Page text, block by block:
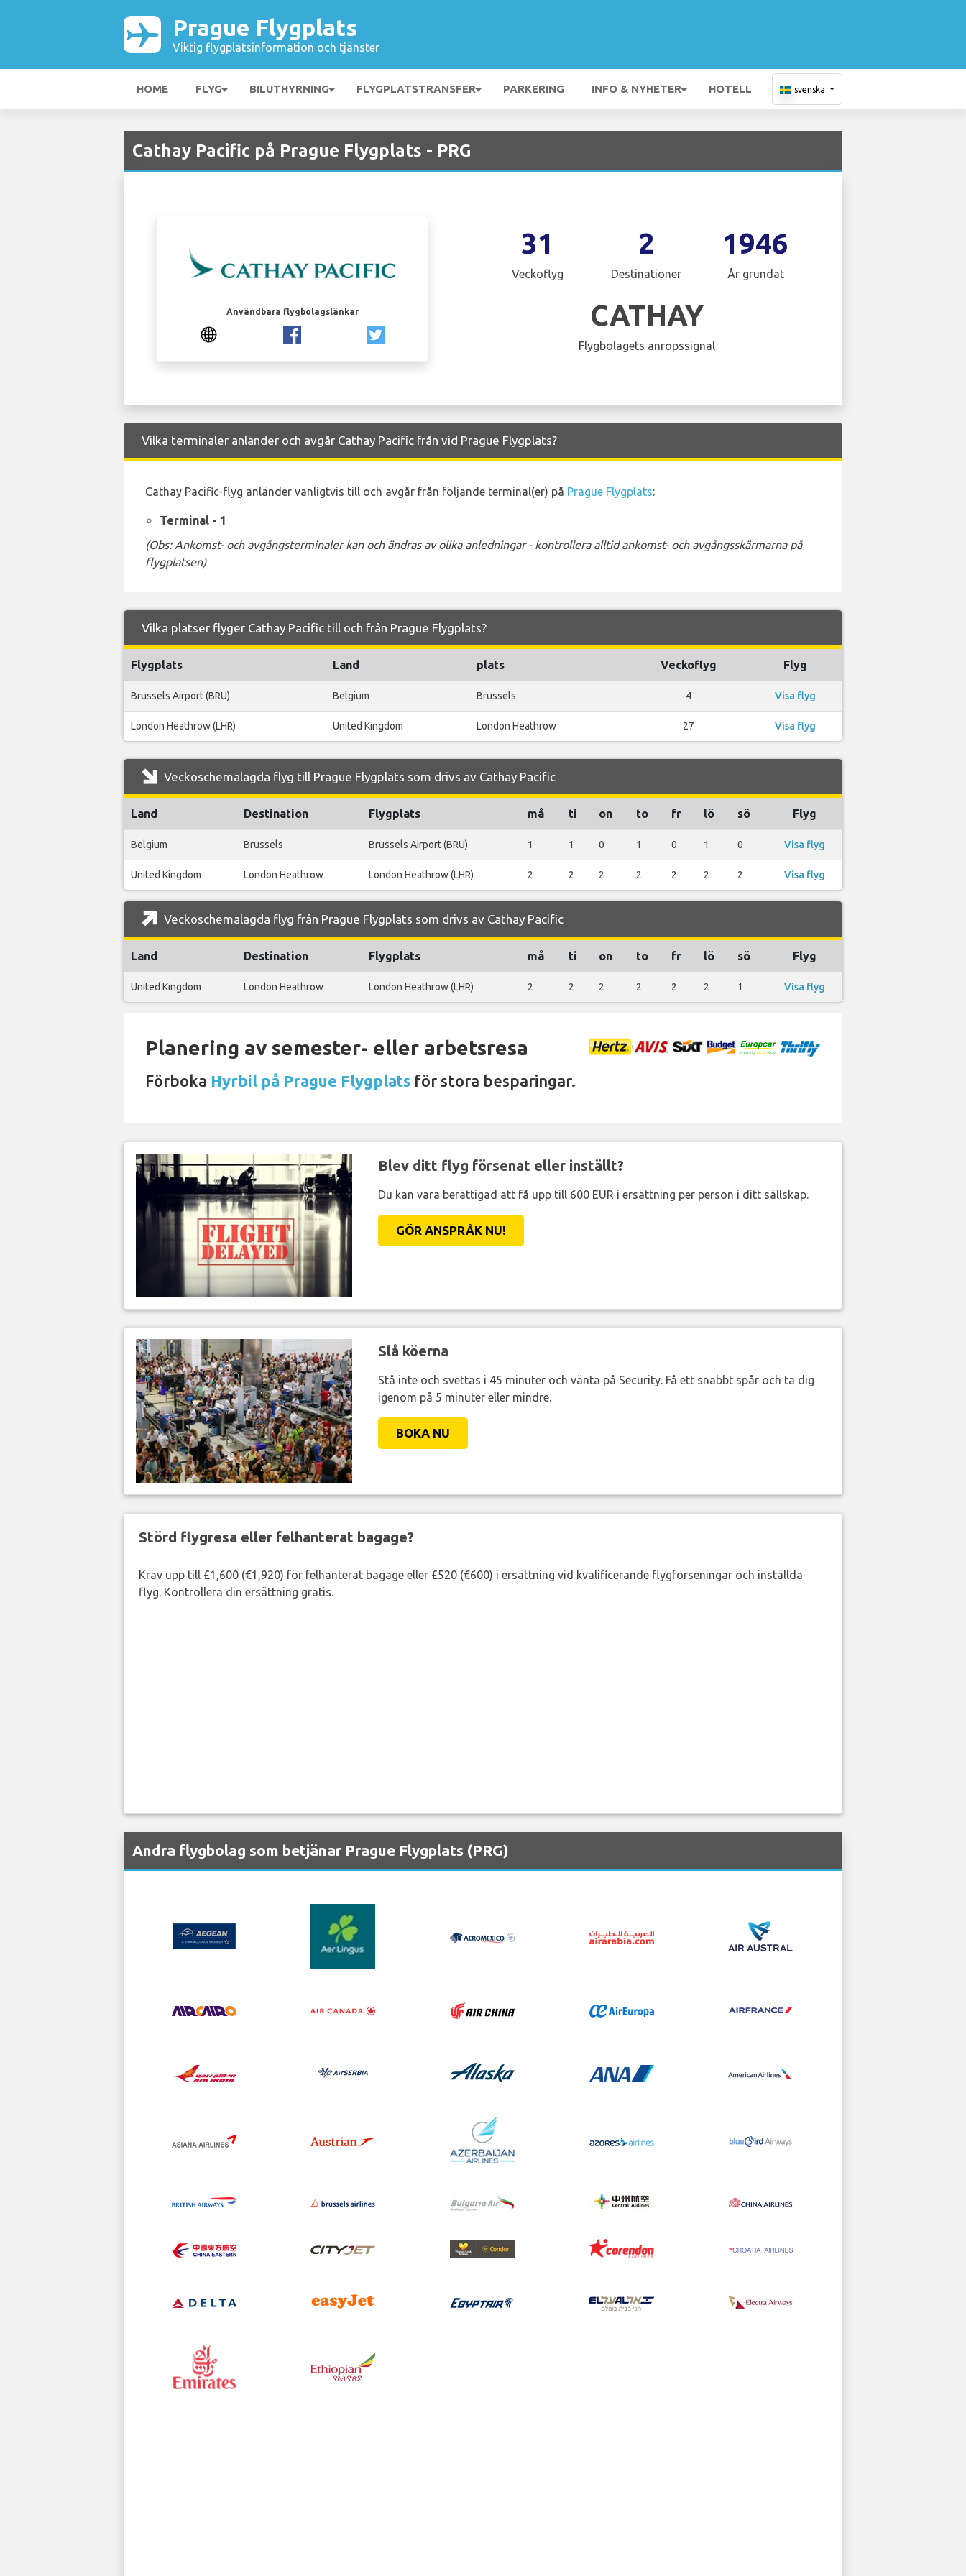
Prague Flygplats
Viktig flygplatsinformation och tjänster
HOME FLYG BILUTHYRNING FLYGPLATSTRANSFER PARKERING INFO & NYHETER HOTELL svenska
Cathay Pacific på Prague Flygplats - PRG
Användbara flygbolagslänkar
31
Veckoflyg
2
Destinationer
1946
År grundat
CATHAY
Flygbolagets anropssignal
Vilka terminaler anländer och avgår Cathay Pacific från vid Prague Flygplats?
Cathay Pacific-flyg anländer vanligtvis till och avgår från följande terminal(er) på Prague Flygplats:
Terminal - 1
(Obs: Ankomst- och avgångsterminaler kan och ändras av olika anledningar - kontrollera alltid ankomst- och avgångsskärmarna på
flygplatsen)
Vilka platser flyger Cathay Pacific till och från Prague Flygplats?
Flygplats Land plats Veckoflyg Flyg
Brussels Airport (BRU) Belgium Brussels 4 Visa flyg
London Heathrow (LHR) United Kingdom London Heathrow 27 Visa flyg
Veckoschemalagda flyg till Prague Flygplats som drivs av Cathay Pacific
Land Destination Flygplats må ti on to fr lö sö Flyg
Belgium Brussels Brussels Airport (BRU) 1 1 0 1 0 1 0 Visa flyg
United Kingdom London Heathrow London Heathrow (LHR) 2 2 2 2 2 2 2 Visa flyg
Veckoschemalagda flyg från Prague Flygplats som drivs av Cathay Pacific
Land Destination Flygplats må ti on to fr lö sö Flyg
United Kingdom London Heathrow London Heathrow (LHR) 2 2 2 2 2 2 1 Visa flyg
Planering av semester- eller arbetsresa
Förboka Hyrbil på Prague Flygplats för stora besparingar.
Blev ditt flyg försenat eller inställt?
Du kan vara berättigad att få upp till 600 EUR i ersättning per person i ditt sällskap.
GÖR ANSPRÅK NU!
Slå köerna
Stå inte och svettas i 45 minuter och vänta på Security. Få ett snabbt spår och ta dig
igenom på 5 minuter eller mindre.
BOKA NU
Störd flygresa eller felhanterat bagage?
Kräv upp till £1,600 (€1,920) för felhanterat bagage eller £520 (€600) i ersättning vid kvalificerande flygförseningar och inställda
flyg. Kontrollera din ersättning gratis.
Andra flygbolag som betjänar Prague Flygplats (PRG)